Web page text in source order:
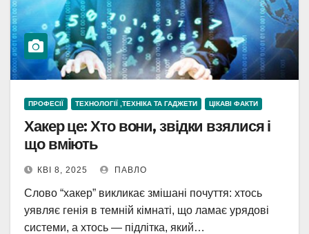
ПРОФЕСІЇ ТЕХНОЛОГІЇ ,ТЕХНІКА ТА ГАДЖЕТИ ЦІКАВІ ФАКТИ
Хакер це: Хто вони, звідки взялися і
що вміють
КВІ 8, 2025 ПАВЛО
Слово “хакер” викликає змішані почуття: хтось
уявляє генія в темній кімнаті, що ламає урядові
системи, а хтось — підлітка, який…